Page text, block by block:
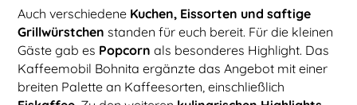
Auch verschiedene Kuchen, Eissorten und saftige
Grillwürstchen standen für euch bereit. Für die kleinen
Gäste gab es Popcorn als besonderes Highlight. Das
Kaffeemobil Bohnita ergänzte das Angebot mit einer
breiten Palette an Kaffeesorten, einschließlich